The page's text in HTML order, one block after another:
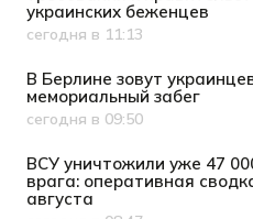
украинских беженцев
Дата публикации
сегодня в 11:13
В Берлине зовут
мемориальный забег
Дата публикации
сегодня в 09:50
ВСУ уничтожили уже 47
врага: оперативная
августа